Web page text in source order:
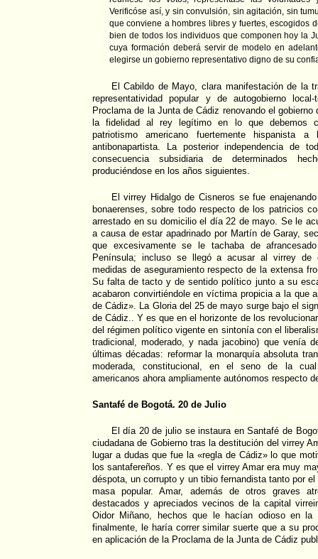
Verificóse así, y sin convulsión, sin agitación, sin
que conviene a hombres libres y fuertes, escogidos
bien de todos los individuos que componen hoy la
cuya formación deberá servir de modelo en
elegirse un gobierno representativo digno de su
El Cabildo de Mayo, clara manifestación de la
representatividad popular y de autogobierno
Proclama de la Junta de Cádiz renovando el
la fidelidad al rey legítimo en lo que debemos
patriotismo americano fuertemente hispanista
antibonapartista. La posterior independencia de
consecuencia subsidiaria de determinados
produciéndose en los años siguientes.
El virrey Hidalgo de Cisneros se fue
bonaerenses, sobre todo respecto de los patricios
arrestado en su domicilio el día 22 de mayo. Se le
a causa de estar apadrinado por Martín de Garay,
que excesivamente se le tachaba de
Península; incluso se llegó a acusar al virrey de
medidas de aseguramiento respecto de la extensa
Su falta de tacto y de sentido político junto a su
acabaron convirtiéndole en víctima propicia a la que
de Cádiz». La Gloria del 25 de mayo surge bajo el
de Cádiz.. Y es que en el horizonte de los
del régimen político vigente en sintonía con el
tradicional, moderado, y nada jacobino) que venía
últimas décadas: reformar la monarquía absoluta
moderada, constitucional, en el seno de la
americanos ahora ampliamente autónomos respecto
Santafé de Bogotá. 20 de Julio
El día 20 de julio se instaura en Santafé de
ciudadana de Gobierno tras la destitución del virrey
lugar a dudas que fue la «regla de Cádiz» lo que
los santafereños. Y es que el virrey Amar era muy
déspota, un corrupto y un tibio fernandista tanto por
masa popular. Amar, además de otros graves
destacados y apreciados vecinos de la capital
Oidor Miñano, hechos que le hacían odioso en
finalmente, le haría correr similar suerte que a su
en aplicación de la Proclama de la Junta de Cádiz